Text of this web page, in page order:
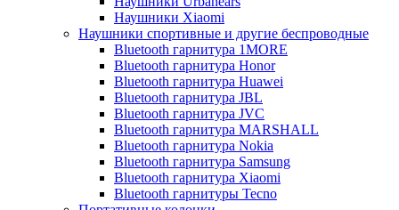
Наушники Xiaomi
Наушники спортивные и другие беспроводные
Bluetooth гарнитура 1MORE
Bluetooth гарнитура Honor
Bluetooth гарнитура Huawei
Bluetooth гарнитура JBL
Bluetooth гарнитура JVC
Bluetooth гарнитура MARSHALL
Bluetooth гарнитура Nokia
Bluetooth гарнитура Samsung
Bluetooth гарнитура Xiaomi
Bluetooth гарнитуры Tecno